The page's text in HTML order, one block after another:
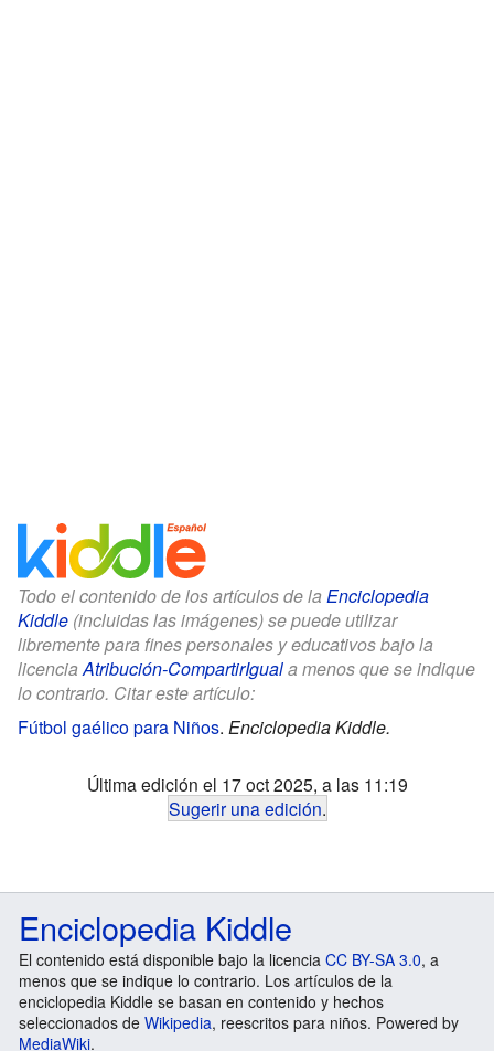
Todo el contenido de los artículos de la Enciclopedia
Kiddle (incluidas las imágenes) se puede utilizar
libremente para fines personales y educativos bajo la
licenciaAtribución-CompartirIguala menos que se indique
lo contrario. Citar este artículo:
Fútbol gaélico para Niños. Enciclopedia Kiddle.
Última edición el 17 oct 2025, a las 11:19
Sugerir una edición.
Enciclopedia Kiddle
El contenido está disponible bajo la licencia CC BY-SA 3.0, a
menos que se indique lo contrario. Los artículos de la
enciclopedia Kiddle se basan en contenido y hechos
seleccionados de Wikipedia, reescritos para niños. Powered by
MediaWiki.